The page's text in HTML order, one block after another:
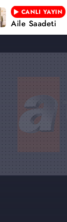
CANLI YAYIN
Aile Saadeti